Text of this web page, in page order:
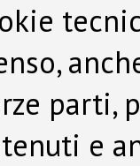
parti,
e